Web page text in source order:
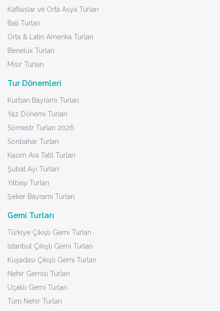
Kafkaslar ve Orta Asya Turları
Bali Turları
Orta & Latin Amerika Turları
Benelüx Turları
Mısır Turları
Tur Dönemleri
Kurban Bayramı Turları
Yaz Dönemi Turları
Sömestr Turları 2026
Sonbahar Turları
Kasım Ara Tatil Turları
Şubat Ayı Turları
Yılbaşı Turları
Şeker Bayramı Turları
Gemi Turları
Türkiye Çıkışlı Gemi Turları
İstanbul Çıkışlı Gemi Turları
Kuşadası Çıkışlı Gemi Turları
Nehir Gemisi Turları
Uçaklı Gemi Turları
Tüm Nehir Turları